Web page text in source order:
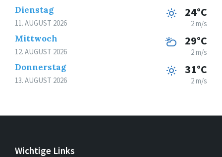
Dienstag
11. AUGUST 2026
24°C
2 m/s
Mittwoch
12. AUGUST 2026
29°C
2 m/s
Donnerstag
13. AUGUST 2026
31°C
2 m/s
Wichtige Links